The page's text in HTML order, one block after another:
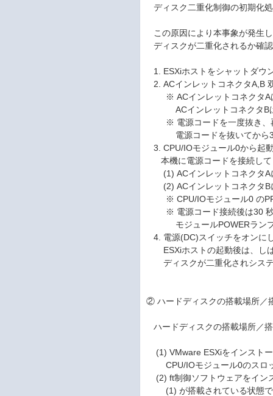
ディスク二重化制御の初期化
この原因により本事象が発生
ディスクが二重化されるか確
1. ESXiホストをシャットダウ
2. ACインレットコネクタA,B
※ ACインレットコネクタA
ACインレットコネクタ
※ 電源コードを一度抜き、
電源コードを抜いてから30
3. CPU/IOモジュール0から起
本機に電源コードを接続して
(1) ACインレットコネクタA
(2) ACインレットコネクタB
※ CPU/IOモジュール0 の
※ 電源コード接続後は30 秒
モジュールPOWERランプ
4. 電源(DC)スイッチをオンに
ESXiホストの起動後は、し
ディスクが二重化されシステ
② ハードディスクの搭載場所／
ハードディスクの搭載場所／
(1) VMware ESXiをインスト
CPU/IOモジュール0のスロ
(2) ft制御ソフトウェアをイン
(1) が搭載されている状態で